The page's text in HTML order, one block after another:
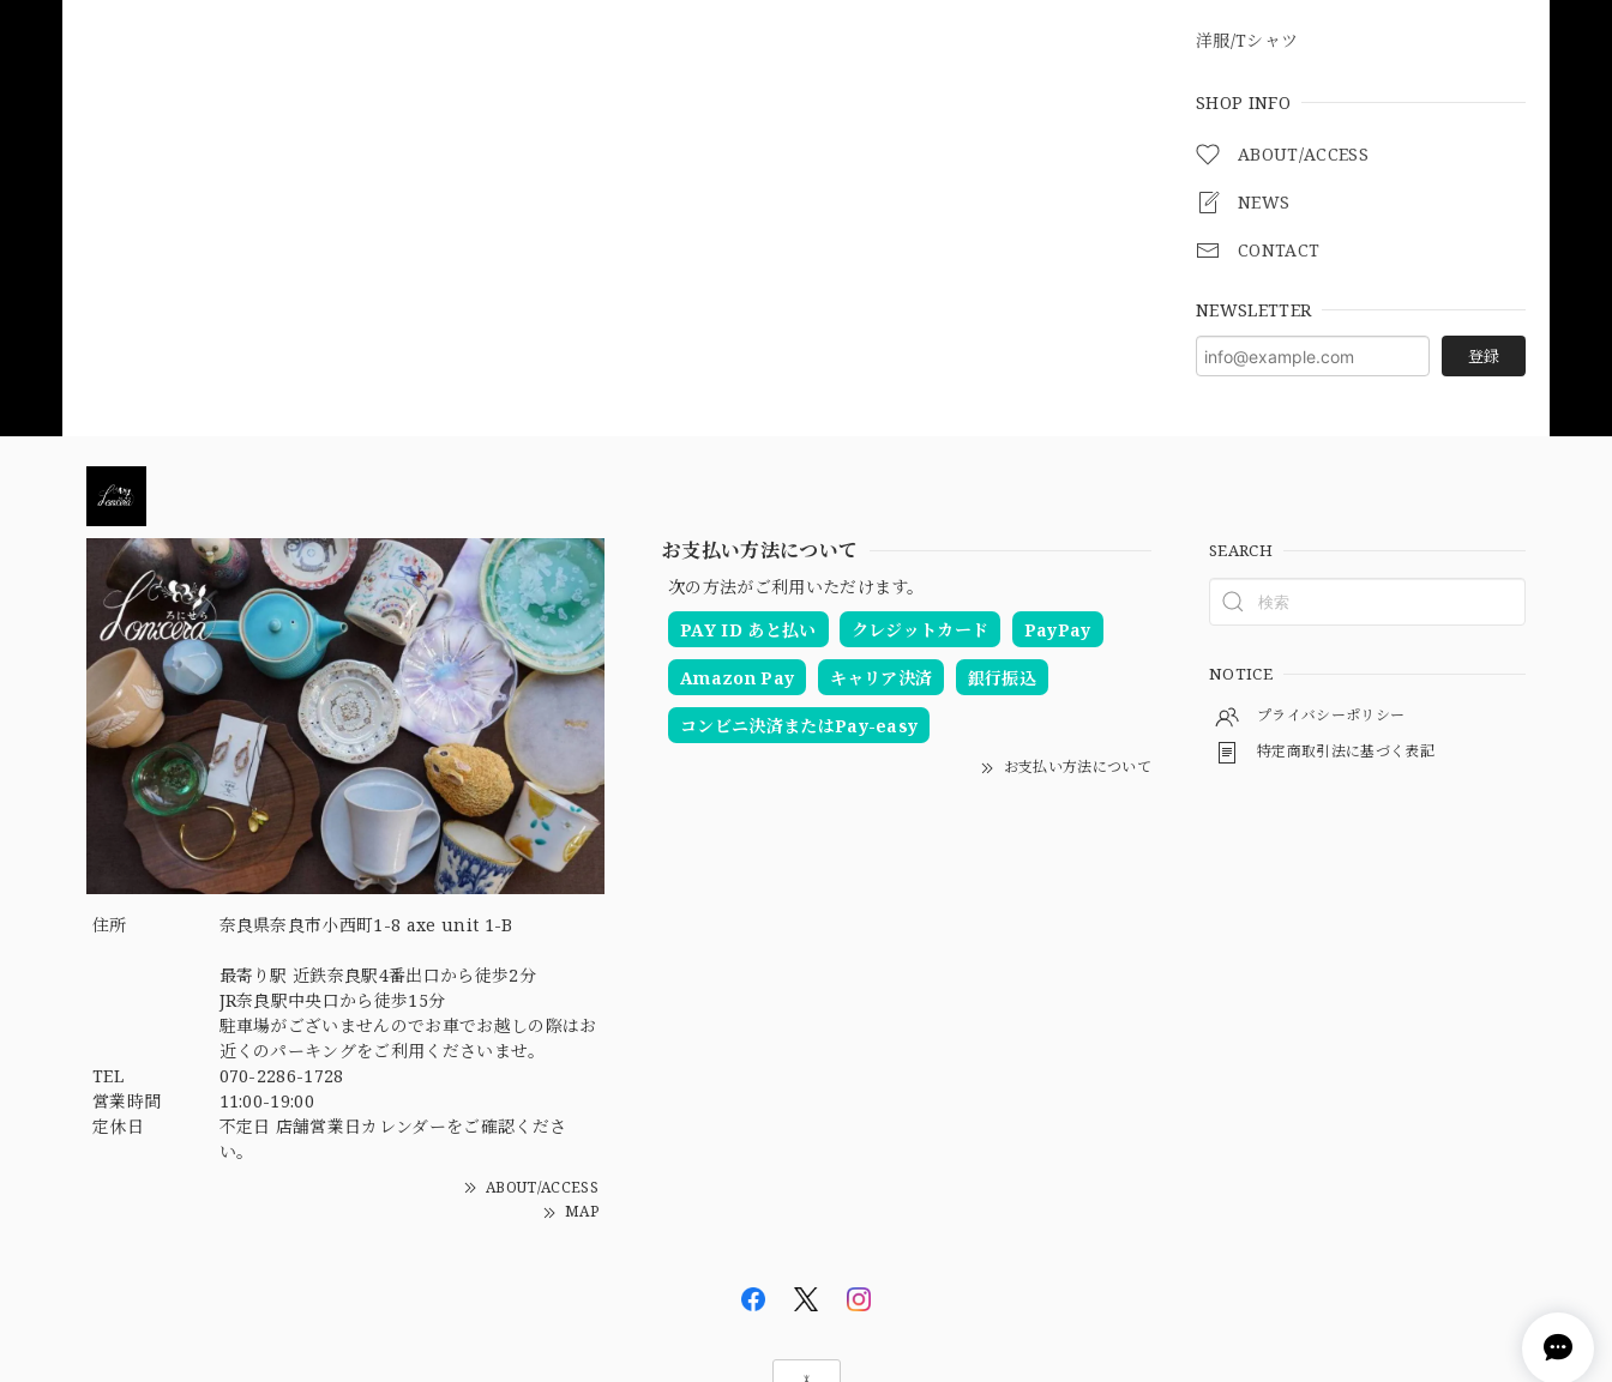
洋服/Tシャツ
SHOP INFO
ABOUT/ACCESS
NEWS
CONTACT
NEWSLETTER
登録
住所 奈良県奈良市小西町1-8 axe unit 1-B
最寄り駅 近鉄奈良駅4番出口から徒歩2分
JR奈良駅中央口から徒歩15分
駐車場がございませんのでお車でお越しの際はお
近くのパーキングをご利用くださいませ。
TEL
070-2286-1728
営業時間
11:00-19:00
定休日
不定日 店舗営業日カレンダーをご確認くださ
い。
ABOUT/ACCESS
MAP
お支払い方法について
次の方法がご利用いただけます。
PAY ID あと払い
クレジットカード PayPay
Amazon Pay キャリア決済 銀行振込
コンビニ決済またはPay-easy
お支払い方法について
SEARCH
NOTICE
プライバシーポリシー
特定商取引法に基づく表記